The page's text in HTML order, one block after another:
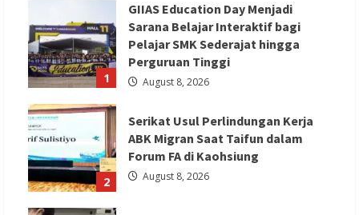
1
GIIAS Education Day Menjadi
Sarana Belajar Interaktif bagi
Pelajar SMK Sederajat hingga
Perguruan Tinggi
August 8, 2026
2
Serikat Usul Perlindungan Kerja
ABK Migran Saat Taifun dalam
Forum FA di Kaohsiung
August 8, 2026